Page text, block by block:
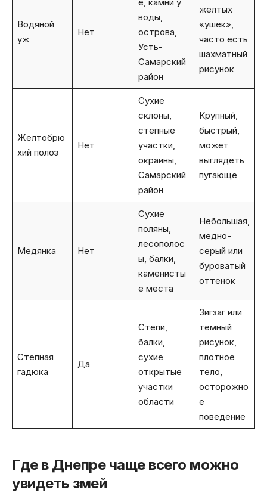
Водяной
уж
Нет
воды,
острова,
Усть-
Самарский
район
желтых
«ушек»,
часто есть
шахматный
рисунок
Желтобрю
хий полоз
Нет
Сухие
склоны,
степные
участки,
окраины,
Самарский
район
Крупный,
быстрый,
может
выглядеть
пугающе
Медянка Нет
Сухие
поляны,
лесополос
ы, балки,
каменисты
е места
Небольшая,
медно-
серый или
буроватый
оттенок
Степная
гадюка
Да
Степи,
балки,
сухие
открытые
участки
области
Зигзаг или
темный
рисунок,
плотное
тело,
осторожно
е
поведение
Где в Днепре чаще всего можно
увидеть змей